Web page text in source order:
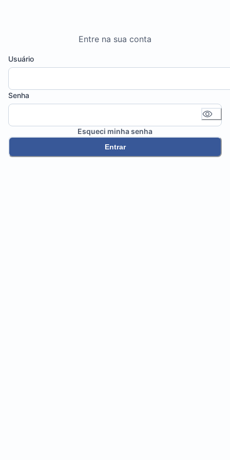
Entre na sua conta
Usuário
Senha
Esqueci minha senha
Entrar